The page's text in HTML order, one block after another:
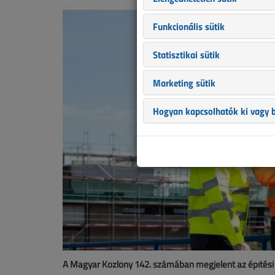
A Magyar Közlöny 142. számában megjelent az
Funkcionális sütik
Statisztikai sütik
Marketing sütik
Hogyan kapcsolhatók ki vagy